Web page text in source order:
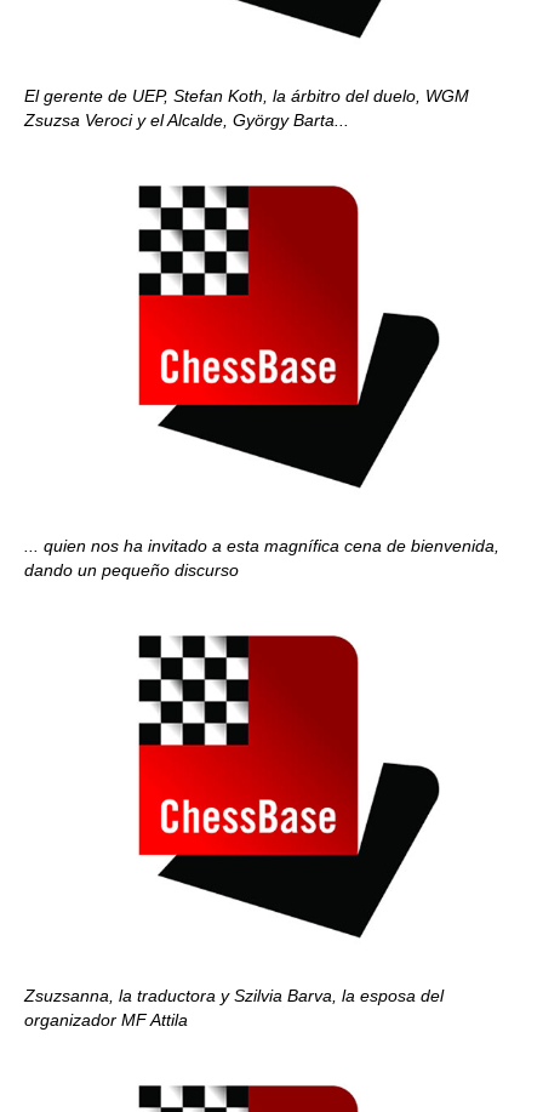
El gerente de UEP, Stefan Koth, la árbitro del duelo, WGM
Zsuzsa Veroci y el Alcalde, György Barta...
... quien nos ha invitado a esta magnífica cena de bienvenida,
dando un pequeño discurso
Zsuzsanna, la traductora y Szilvia Barva, la esposa del
organizador MF Attila